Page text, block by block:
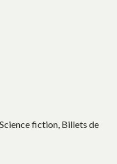
fiction, Billets de